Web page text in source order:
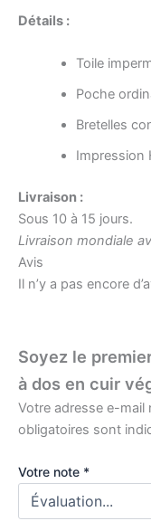
Détails :
Toile
Poche
Bretelles
Impression
Livraison :
Sous 10 à 15 jours.
Livraison mondiale
Avis
Il n’y a pas encore
Soyez le
à dos en cuir
Votre adresse e-mail
obligatoires sont
Votre note *